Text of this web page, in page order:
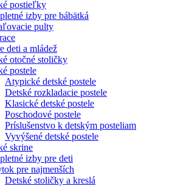
postieľky
izby pre bábätká
pulty
deti a mládež
otočné stoličky
postele
Atypické detské postele
Detské rozkladacie postele
Klasické detské postele
Poschodové postele
Príslušenstvo k detským posteliam
Vyvýšené detské postele
skrine
izby pre deti
pre najmenších
Detské stoličky a kreslá